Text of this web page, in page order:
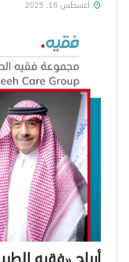
أغسطس 16, 2025